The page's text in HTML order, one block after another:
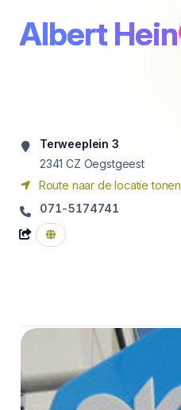
Albert Hein
Terweeplein 3
2341 CZ Oegstgeest
Route naar de locatie tonen
071-5174741